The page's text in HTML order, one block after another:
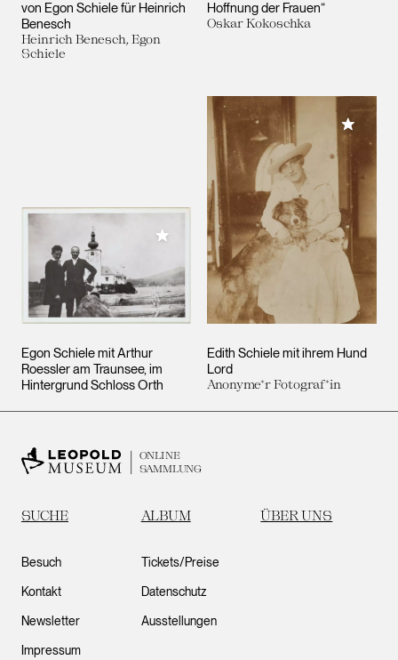
von Egon Schiele für Heinrich
Benesch
Heinrich Benesch, Egon
Schiele
Hoffnung der Frauen“
Oskar Kokoschka
Egon Schiele mit Arthur
Roessler am Traunsee, im
Hintergrund Schloss Orth
Meiner Sammlung hinzufügen
Edith Schiele mit ihrem Hund
Lord
Anonyme*r Fotograf*in
Meiner
ONLINE
SAMMLUNG
SUCHE ALBUM ÜBER UNS
Besuch
Kontakt
Newsletter
Impressum
Tickets/Preise
Datenschutz
Ausstellungen